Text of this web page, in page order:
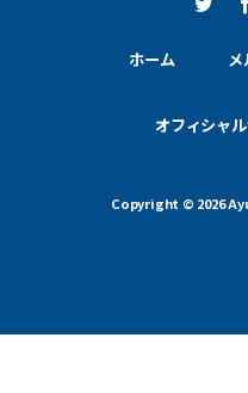
ホーム
オフィシャ
Copyright © 2026